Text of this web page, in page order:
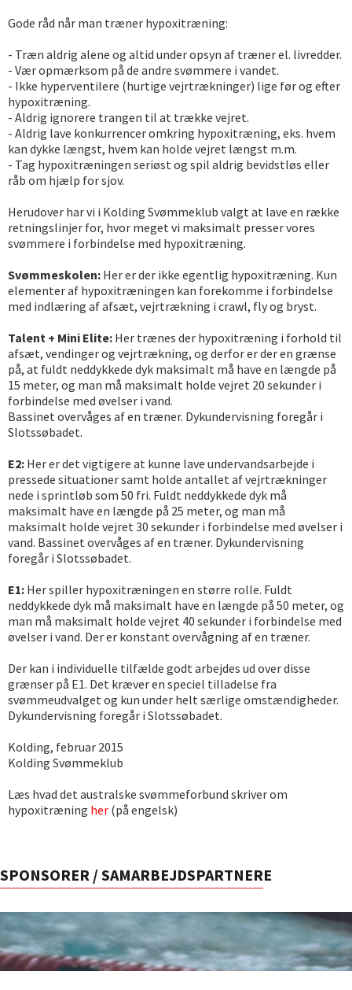
Gode råd når man træner hypoxitræning:
- Træn aldrig alene og altid under opsyn af træner el. livredder.
- Vær opmærksom på de andre svømmere i vandet.
- Ikke hyperventilere (hurtige vejrtrækninger) lige før og efter
hypoxitræning.
- Aldrig ignorere trangen til at trække vejret.
- Aldrig lave konkurrencer omkring hypoxitræning, eks. hvem
kan dykke længst, hvem kan holde vejret længst m.m.
- Tag hypoxitræningen seriøst og spil aldrig bevidstløs eller
råb om hjælp for sjov.
Herudover har vi i Kolding Svømmeklub valgt at lave en række
retningslinjer for, hvor meget vi maksimalt presser vores
svømmere i forbindelse med hypoxitræning.
Svømmeskolen: Her er der ikke egentlig hypoxitræning. Kun
elementer af hypoxitræningen kan forekomme i forbindelse
med indlæring af afsæt, vejrtrækning i crawl, fly og bryst.
Talent + Mini Elite: Her trænes der hypoxitræning i forhold til
afsæt, vendinger og vejrtrækning, og derfor er der en grænse
på, at fuldt neddykkede dyk maksimalt må have en længde på
15 meter, og man må maksimalt holde vejret 20 sekunder i
forbindelse med øvelser i vand.
Bassinet overvåges af en træner. Dykundervisning foregår i
Slotssøbadet.
E2: Her er det vigtigere at kunne lave undervandsarbejde i
pressede situationer samt holde antallet af vejrtrækninger
nede i sprintløb som 50 fri. Fuldt neddykkede dyk må
maksimalt have en længde på 25 meter, og man må
maksimalt holde vejret 30 sekunder i forbindelse med øvelser i
vand. Bassinet overvåges af en træner. Dykundervisning
foregår i Slotssøbadet.
E1: Her spiller hypoxitræningen en større rolle. Fuldt
neddykkede dyk må maksimalt have en længde på 50 meter, og
man må maksimalt holde vejret 40 sekunder i forbindelse med
øvelser i vand. Der er konstant overvågning af en træner.
Der kan i individuelle tilfælde godt arbejdes ud over disse
grænser på E1. Det kræver en speciel tilladelse fra
svømmeudvalget og kun under helt særlige omstændigheder.
Dykundervisning foregår i Slotssøbadet.
Kolding, februar 2015
Kolding Svømmeklub
Læs hvad det australske svømmeforbund skriver om
hypoxitræning her (på engelsk)
SPONSORER / SAMARBEJDSPARTNERE